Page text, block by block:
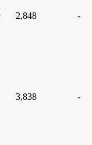
2,848 -
3,838 -